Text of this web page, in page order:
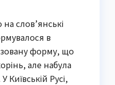
слов’янські
в
форму, що
але набула
Київській Русі,